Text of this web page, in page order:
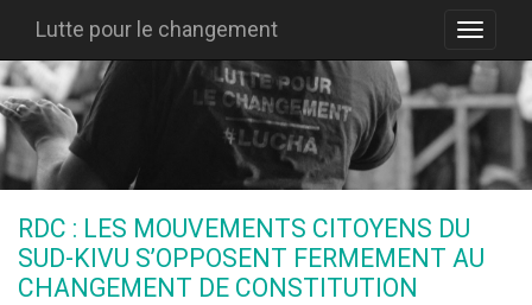
Lutte pour le changement
RDC : LES MOUVEMENTS CITOYENS DU
SUD-KIVU S’OPPOSENT FERMEMENT AU
CHANGEMENT DE CONSTITUTION